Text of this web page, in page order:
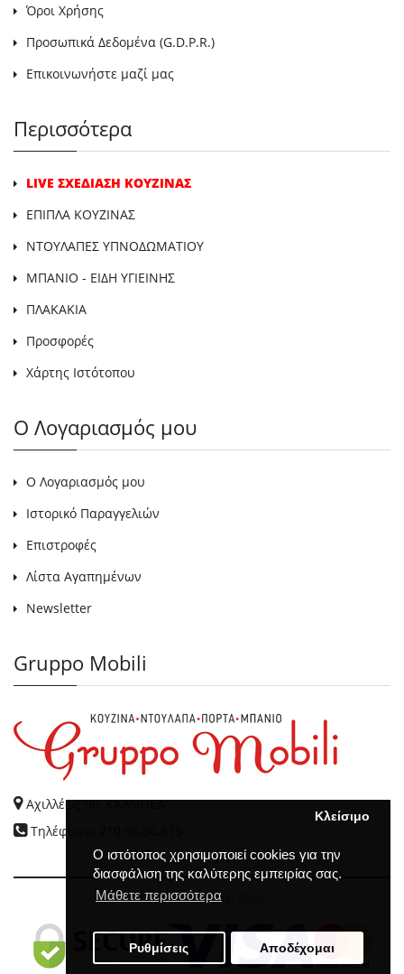
Ο ιστότοπος χρησιμοποιεί cookies για την
διασφάλιση της καλύτερης εμπειρίας σας.
Μάθετε περισσότερα
Κλείσιμο
Ρυθμίσεις Αποδέχομαι
Όροι Χρήσης
Προσωπικά Δεδομένα (G.D.P.R.)
Επικοινωνήστε μαζί μας
Περισσότερα
LIVE ΣΧΕΔΙΑΣΗ ΚΟΥΖΙΝΑΣ
ΕΠΙΠΛΑ ΚΟΥΖΙΝΑΣ
ΝΤΟΥΛΑΠΕΣ ΥΠΝΟΔΩΜΑΤΙΟΥ
ΜΠΑΝΙΟ - ΕΙΔΗ ΥΓΙΕΙΝΗΣ
ΠΛΑΚΑΚΙΑ
Προσφορές
Χάρτης Ιστότοπου
Ο Λογαριασμός μου
Ο Λογαριασμός μου
Ιστορικό Παραγγελιών
Επιστροφές
Λίστα Αγαπημένων
Newsletter
Gruppo Mobili
Αχιλλέως 90, ΚΑΛΛΙΘΕΑ
Τηλέφωνο: 210.95.86.615
GRUPPO MOBILI